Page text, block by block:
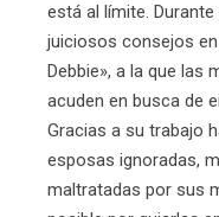
está al límite.
juiciosos consejos
Debbie», a la que las
acuden en busca de
Gracias a su trabajo
esposas ignoradas,
maltratadas por sus